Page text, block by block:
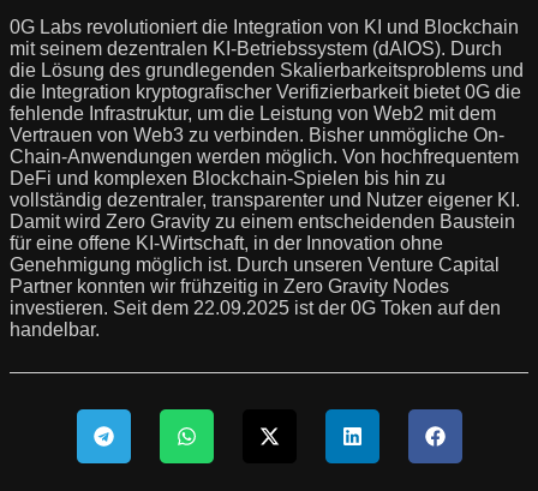
0G Labs revolutioniert die Integration von KI und Blockchain
mit seinem dezentralen KI-Betriebssystem (dAIOS). Durch
die Lösung des grundlegenden Skalierbarkeitsproblems und
die Integration kryptografischer Verifizierbarkeit bietet 0G die
fehlende Infrastruktur, um die Leistung von Web2 mit dem
Vertrauen von Web3 zu verbinden. Bisher unmögliche On-
Chain-Anwendungen werden möglich. Von hochfrequentem
DeFi und komplexen Blockchain-Spielen bis hin zu
vollständig dezentraler, transparenter und Nutzer eigener KI.
Damit wird Zero Gravity zu einem entscheidenden Baustein
für eine offene KI-Wirtschaft, in der Innovation ohne
Genehmigung möglich ist. Durch unseren Venture Capital
Partner konnten wir frühzeitig in Zero Gravity Nodes
investieren. Seit dem 22.09.2025 ist der 0G Token auf den
handelbar.